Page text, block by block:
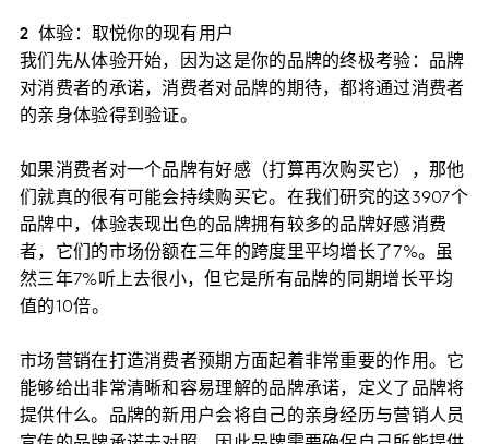
2 体验：取悦你的现有用户
我们先从体验开始，因为这是你的品牌的终极考验：品牌
对消费者的承诺，消费者对品牌的期待，都将通过消费者
的亲身体验得到验证。
如果消费者对一个品牌有好感（打算再次购买它），那他
们就真的很有可能会持续购买它。在我们研究的这3907个
品牌中，体验表现出色的品牌拥有较多的品牌好感消费
者，它们的市场份额在三年的跨度里平均增长了7%。虽
然三年7%听上去很小，但它是所有品牌的同期增长平均
值的10倍。
市场营销在打造消费者预期方面起着非常重要的作用。它
能够给出非常清晰和容易理解的品牌承诺，定义了品牌将
提供什么。品牌的新用户会将自己的亲身经历与营销人员